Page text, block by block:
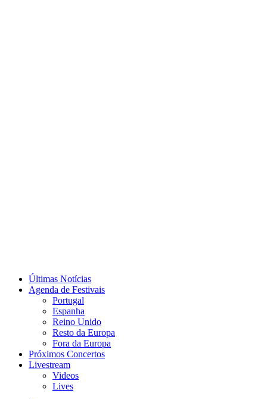
Últimas Notícias
Agenda de Festivais
Portugal
Espanha
Reino Unido
Resto da Europa
Fora da Europa
Próximos Concertos
Livestream
Videos
Lives